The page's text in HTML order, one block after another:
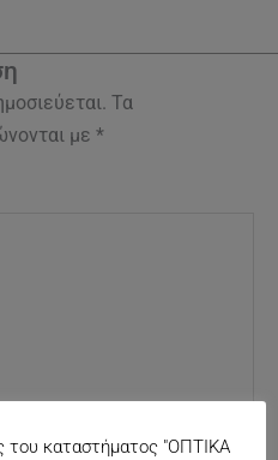
Τα
με *
του καταστήματος "ΟΠΤΙΚΑ